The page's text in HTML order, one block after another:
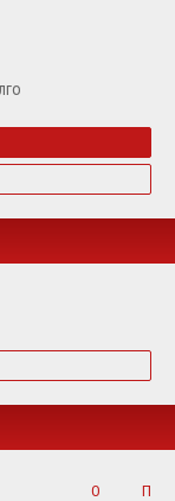
О
П